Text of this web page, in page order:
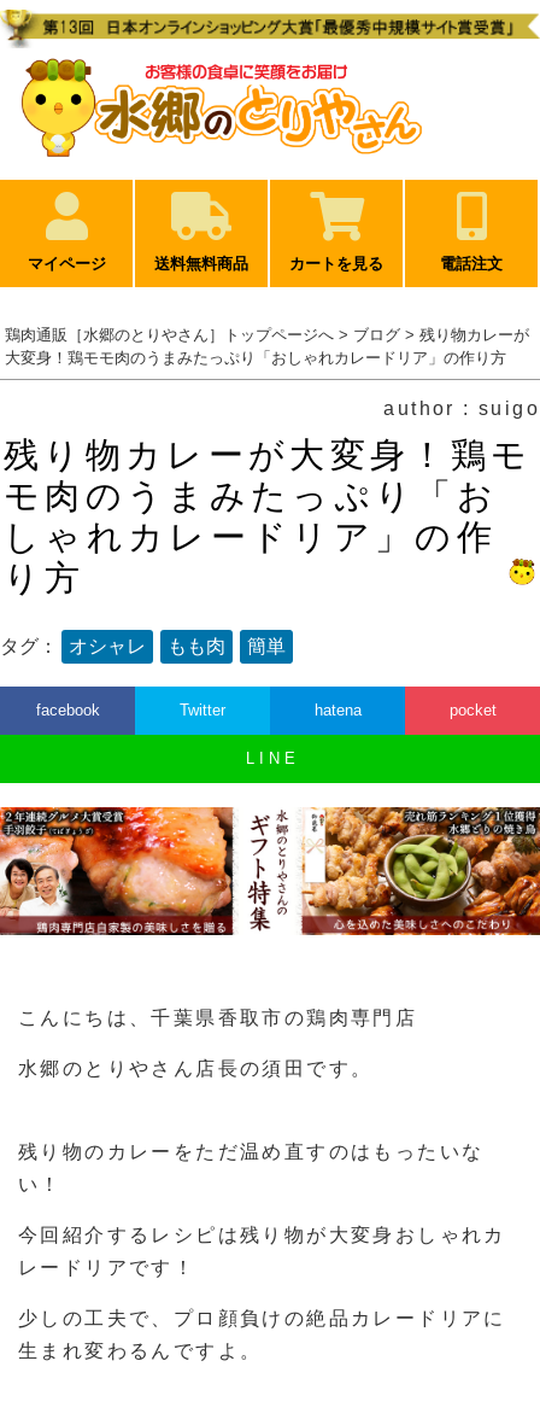
マイページ 送料無料商品 カートを見る 電話注文
鶏肉通販［水郷のとりやさん］トップページへ > ブログ > 残り物カレーが
大変身！鶏モモ肉のうまみたっぷり「おしゃれカレードリア」の作り方
author : suigo
残り物カレーが大変身！鶏モ
モ肉のうまみたっぷり「お
しゃれカレードリア」の作
り方
タグ： オシャレ もも肉 簡単
facebook Twitter hatena pocket
L I N E
こんにちは、千葉県香取市の鶏肉専門店
水郷のとりやさん店長の須田です。
残り物のカレーをただ温め直すのはもったいな
い！
今回紹介するレシピは残り物が大変身おしゃれカ
レードリアです！
少しの工夫で、プロ顔負けの絶品カレードリアに
生まれ変わるんですよ。